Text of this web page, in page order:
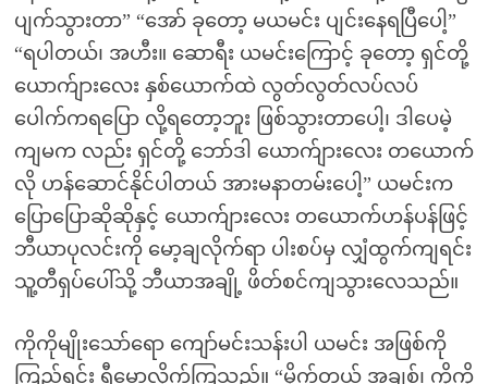
ပျက်သွားတာ” “အော် ခုတော့ မယမင်း ပျင်းနေရပြီပေါ့”
“ရပါတယ်၊ အဟီး။ ဆောရီး ယမင်းကြောင့် ခုတော့ ရှင်တို့
ယောက်ျားလေး နှစ်ယောက်ထဲ လွတ်လွတ်လပ်လပ်
ပေါက်ကရပြော လို့ရတော့ဘူး ဖြစ်သွားတာပေါ့၊ ဒါပေမဲ့
ကျမက လည်း ရှင်တို့ ဘော်ဒါ ယောက်ျားလေး တယောက်
လို ဟန်ဆောင်နိုင်ပါတယ် အားမနာတမ်းပေါ့” ယမင်းက
ပြောပြောဆိုဆိုနှင့် ယောက်ျားလေး တယောက်ဟန်ပန်ဖြင့်
ဘီယာပုလင်းကို မော့ချလိုက်ရာ ပါးစပ်မှ လျှံထွက်ကျရင်း
သူ့တီရှပ်ပေါ်သို့ ဘီယာအချို့ ဖိတ်စင်ကျသွားလေသည်။
ကိုကိုမျိုးသော်ရော ကျော်မင်းသန်းပါ ယမင်း အဖြစ်ကို
ကြည့်ရင်း ရီမောလိုက်ကြသည်။ “မိုက်တယ် အချစ်၊ ကိုကို